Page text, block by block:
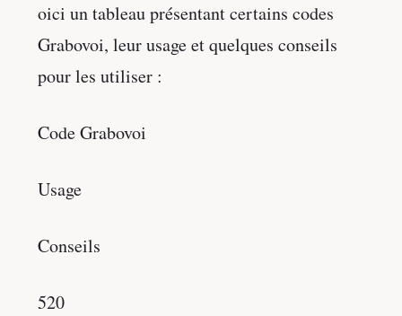
oici un tableau présentant certains codes
Grabovoi, leur usage et quelques conseils
pour les utiliser :
Code Grabovoi
Usage
Conseils
520